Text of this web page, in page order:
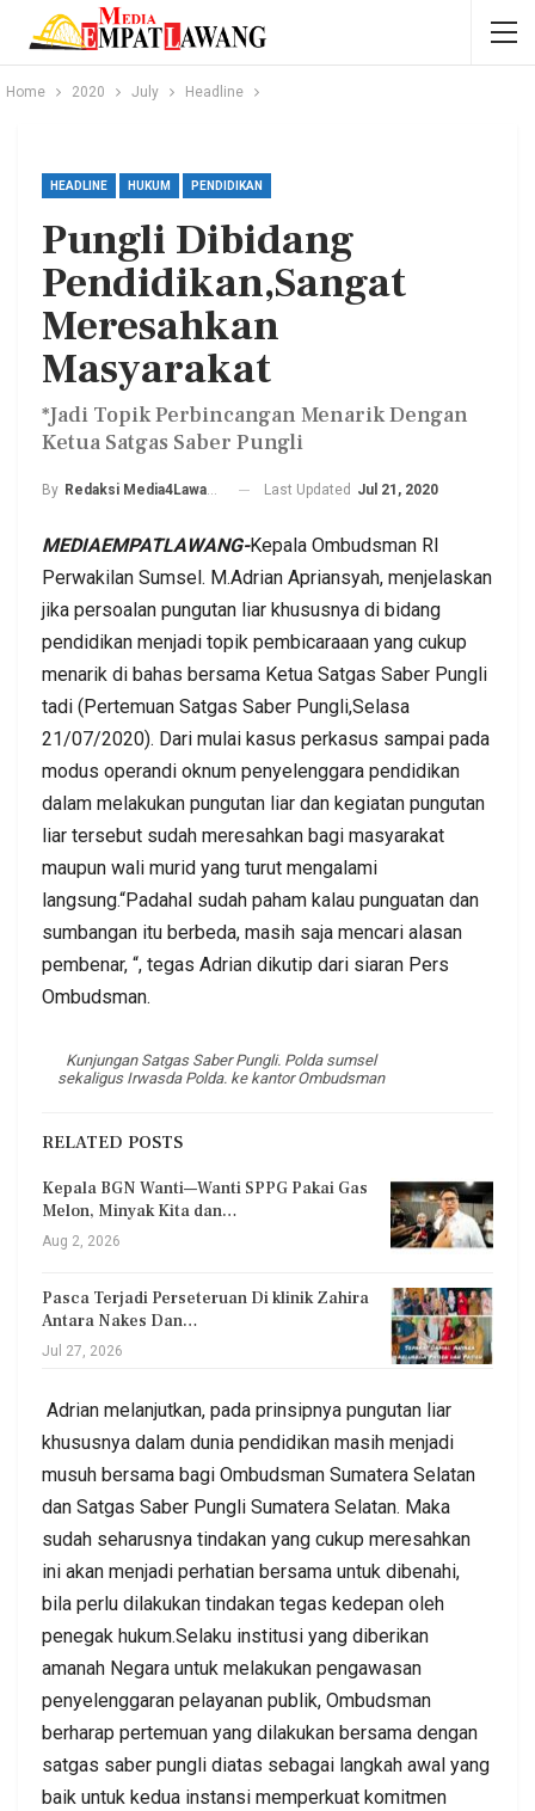
Home 2020 July Headline
HEADLINE HUKUM PENDIDIKAN
Pungli Dibidang
Pendidikan,Sangat
Meresahkan
Masyarakat
*Jadi Topik Perbincangan Menarik Dengan
Ketua Satgas Saber Pungli
By Redaksi Media4Lawang Last Updated Jul 21, 2020
MEDIAEMPATLAWANG-Kepala Ombudsman RI
Perwakilan Sumsel. M.Adrian Apriansyah, menjelaskan
jika persoalan pungutan liar khususnya di bidang
pendidikan menjadi topik pembicaraaan yang cukup
menarik di bahas bersama Ketua Satgas Saber Pungli
tadi (Pertemuan Satgas Saber Pungli,Selasa
21/07/2020). Dari mulai kasus perkasus sampai pada
modus operandi oknum penyelenggara pendidikan
dalam melakukan pungutan liar dan kegiatan pungutan
liar tersebut sudah meresahkan bagi masyarakat
maupun wali murid yang turut mengalami
langsung.“Padahal sudah paham kalau punguatan dan
sumbangan itu berbeda, masih saja mencari alasan
pembenar, “, tegas Adrian dikutip dari siaran Pers
Ombudsman.
Kunjungan Satgas Saber Pungli. Polda sumsel
sekaligus Irwasda Polda. ke kantor Ombudsman
RELATED POSTS
Kepala BGN Wanti—Wanti SPPG Pakai Gas
Melon, Minyak Kita dan…
Aug 2, 2026
Pasca Terjadi Perseteruan Di klinik Zahira
Antara Nakes Dan…
Jul 27, 2026
Adrian melanjutkan, pada prinsipnya pungutan liar
khususnya dalam dunia pendidikan masih menjadi
musuh bersama bagi Ombudsman Sumatera Selatan
dan Satgas Saber Pungli Sumatera Selatan. Maka
sudah seharusnya tindakan yang cukup meresahkan
ini akan menjadi perhatian bersama untuk dibenahi,
bila perlu dilakukan tindakan tegas kedepan oleh
penegak hukum.Selaku institusi yang diberikan
amanah Negara untuk melakukan pengawasan
penyelenggaran pelayanan publik, Ombudsman
berharap pertemuan yang dilakukan bersama dengan
satgas saber pungli diatas sebagai langkah awal yang
baik untuk kedua instansi memperkuat komitmen